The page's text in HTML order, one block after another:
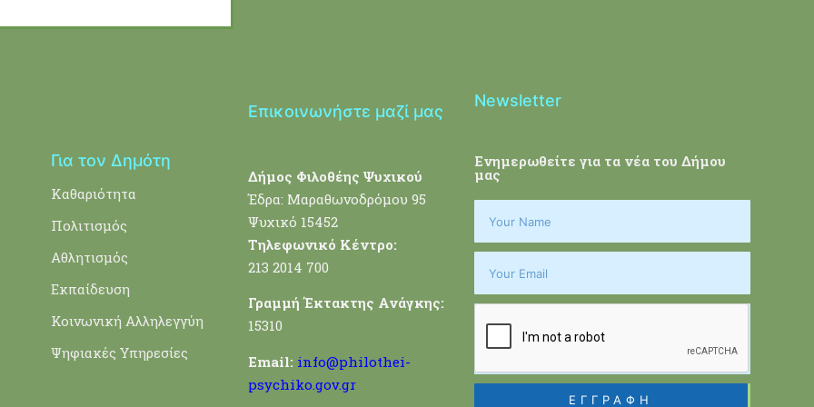
Για τον Δημότη
Καθαριότητα
Πολιτισμός
Αθλητισμός
Εκπαίδευση
Κοινωνική Αλληλεγγύη
Ψηφιακές Υπηρεσίες
Επικοινωνήστε μαζί μας
Δήμος Φιλοθέης Ψυχικού
Έδρα: Μαραθωνοδρόμου 95
Ψυχικό 15452
Τηλεφωνικό Κέντρο:
213 2014 700
Γραμμή Έκτακτης Ανάγκης:
15310
Email: info@philothei-
psychiko.gov.gr
Newsletter
Ενημερωθείτε για τα νέα του Δήμου
μας
ΕΓΓΡΑΦΗ